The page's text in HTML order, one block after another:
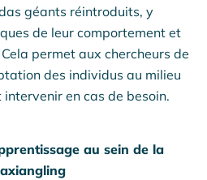
géants réintroduits, y
de leur comportement et
permet aux chercheurs de
des individus au milieu
en cas de besoin.
au sein de la